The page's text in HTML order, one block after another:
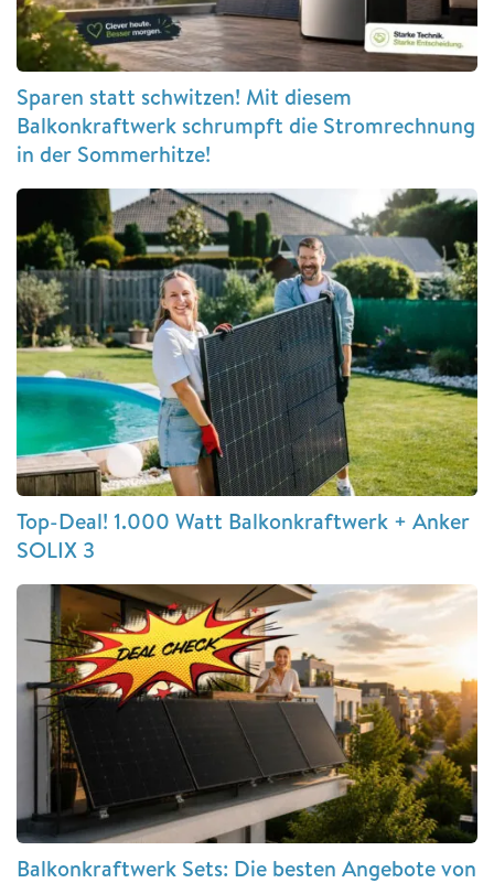
Sparen statt schwitzen! Mit diesem
Balkonkraftwerk schrumpft die Stromrechnung
in der Sommerhitze!
Top-Deal! 1.000 Watt Balkonkraftwerk + Anker
SOLIX 3
Balkonkraftwerk Sets: Die besten Angebote von